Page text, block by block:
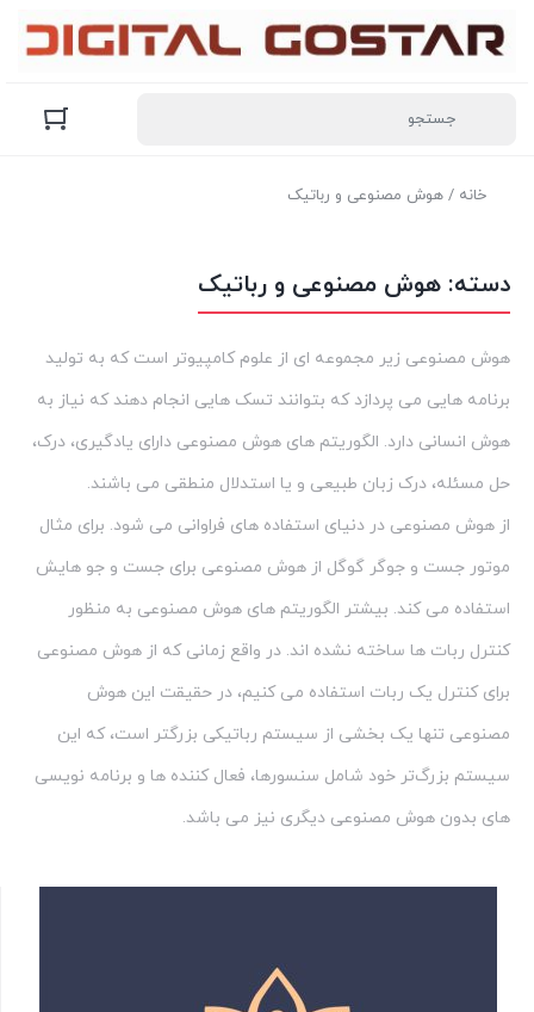
خانه / هوش مصنوعی و رباتیک
دسته: هوش مصنوعی و رباتیک
هوش مصنوعی زیر مجموعه ای از علوم کامپیوتر است که به تولید
برنامه هایی می پردازد که بتوانند تسک هایی انجام دهند که نیاز به
هوش انسانی دارد. الگوریتم های هوش مصنوعی دارای یادگیری، درک،
حل مسئله، درک زبان طبیعی و یا استدلال منطقی می باشند.
از هوش مصنوعی در دنیای استفاده های فراوانی می شود. برای مثال
موتور جست و جوگر گوگل از هوش مصنوعی برای جست و جو هایش
استفاده می کند. بیشتر الگوریتم های هوش مصنوعی به منظور
کنترل ربات ها ساخته نشده اند. در واقع زمانی که از هوش مصنوعی
برای کنترل یک ربات استفاده می کنیم، در حقیقت این هوش
مصنوعی تنها یک بخشی از سیستم رباتیکی بزرگتر است، که این
سیستم بزرگ‌تر خود شامل سنسورها، فعال کننده ها و برنامه نویسی
های بدون هوش مصنوعی دیگری نیز می باشد.